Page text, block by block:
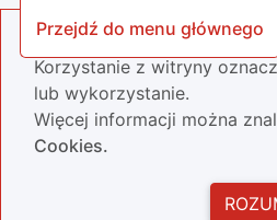
Przejdź do menu głównego
Nasza strona wykorzystuje
Korzystanie z witryny
lub wykorzystanie.
Więcej informacji można
Cookies.